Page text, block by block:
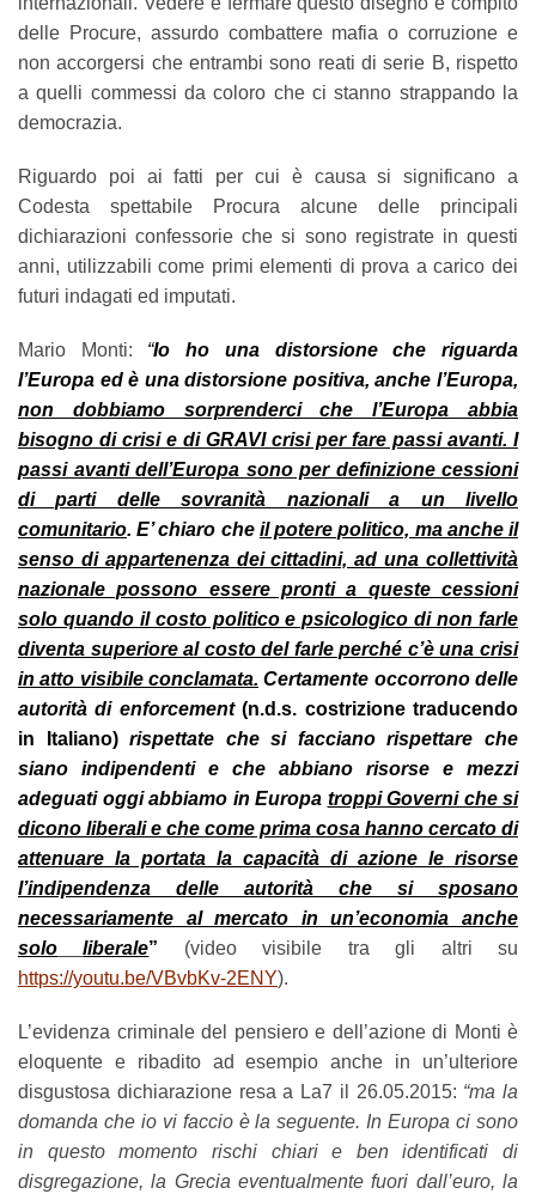
delle Procure, assurdo combattere mafia o corruzione e
non accorgersi che entrambi sono reati di serie B, rispetto
a quelli commessi da coloro che ci stanno strappando la
democrazia.
Riguardo poi ai fatti per cui è causa si significano a
Codesta spettabile Procura alcune delle principali
dichiarazioni confessorie che si sono registrate in questi
anni, utilizzabili come primi elementi di prova a carico dei
futuri indagati ed imputati.
Mario Monti: “Io ho una distorsione che riguarda
l’Europa ed è una distorsione positiva, anche l’Europa,
non dobbiamo sorprenderci che l’Europa abbia
bisogno di crisi e di GRAVI crisi per fare passi avanti. I
passi avanti dell’Europa sono per definizione cessioni
di parti delle sovranità nazionali a un livello
comunitario. E’ chiaro che il potere politico, ma anche il
senso di appartenenza dei cittadini, ad una collettività
nazionale possono essere pronti a queste cessioni
solo quando il costo politico e psicologico di non farle
diventa superiore al costo del farle perché c’è una crisi
in atto visibile conclamata. Certamente occorrono delle
autorità di enforcement(n.d.s. costrizione traducendo
in Italiano)rispettate che si facciano rispettare che
siano indipendenti e che abbiano risorse e mezzi
adeguati oggi abbiamo in Europa troppi Governi che si
dicono liberali e che come prima cosa hanno cercato di
attenuare la portata la capacità di azione le risorse
l’indipendenza delle autorità che si sposano
necessariamente al mercato in un’economia anche
solo
liberale” (video visibile tra gli altri su
https://youtu.be/VBvbKv-2ENY).
L’evidenza criminale del pensiero e dell’azione di Monti è
eloquente e ribadito ad esempio anche in un’ulteriore
disgustosa dichiarazione resa a La7 il 26.05.2015: “ma la
domanda che io vi faccio è la seguente. In Europa ci sono
in questo momento rischi chiari e ben identificati di
disgregazione, la Grecia eventualmente fuori dall’euro, la